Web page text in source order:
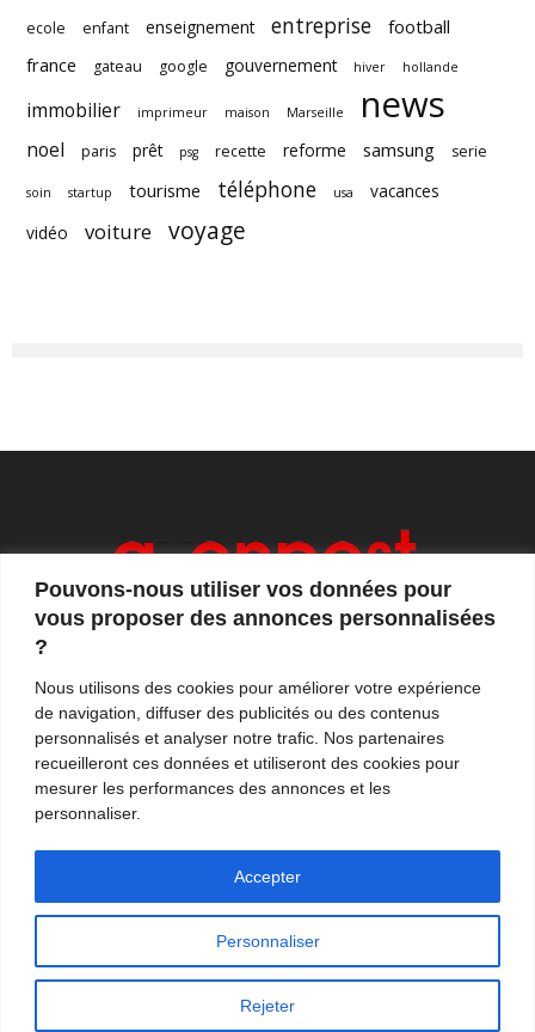
Pouvons-nous utiliser vos données pour
vous proposer des annonces personnalisées
?
Nous utilisons des cookies pour améliorer votre expérience
de navigation, diffuser des publicités ou des contenus
personnalisés et analyser notre trafic. Nos partenaires
recueilleront ces données et utiliseront des cookies pour
mesurer les performances des annonces et les
personnaliser.
Personnaliser
Rejeter
Accepter
ecole enfant enseignement entreprise
football
france
gateau google gouvernement hiver hollande
immobilier imprimeur maison Marseille news
noel paris prêt psg recette reforme samsung serie
soin startup tourisme téléphone usa
vacances
vidéo
voiture voyage
et de tendances. Notre équipe de journalistes vous
propose quotidiennement de suivre l'actualité en
France et à l'international.
Contactez-nous:contact@axonpost.com
Mentions légales Nos auteurs
Contacter Axonpost